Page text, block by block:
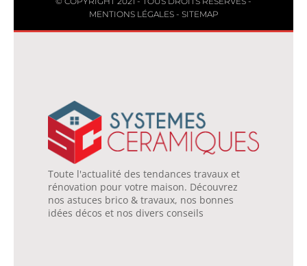
MENTIONS LÉGALES- SITEMAP
Toute l'actualité des tendances travaux et
rénovation pour votre maison. Découvrez
nos astuces brico & travaux, nos bonnes
idées décos et nos divers conseils